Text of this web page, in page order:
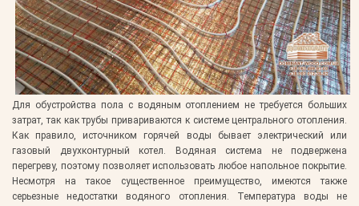
Для обустройства пола с водяным отоплением не требуется больших
затрат, так как трубы привариваются к системе центрального отопления.
Как правило, источником горячей воды бывает электрический или
газовый двухконтурный котел. Водяная система не подвержена
перегреву, поэтому позволяет использовать любое напольное покрытие.
Несмотря на такое существенное преимущество, имеются также
серьезные недостатки водяного отопления. Температура воды не